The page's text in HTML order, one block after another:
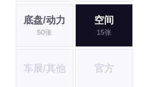
底盘/动力
50张
空间
15张
车展/其他 官方